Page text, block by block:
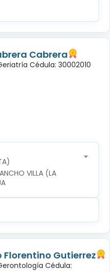
Cabrera
Cédula: 30002010
Florentino Gutierrez
Cédula: